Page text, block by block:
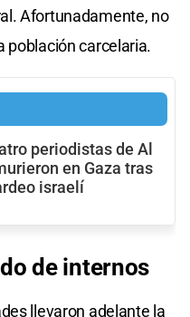
Afortunadamente, no
población carcelaria.
periodistas de Al
en Gaza tras
israelí
de internos
llevaron adelante la